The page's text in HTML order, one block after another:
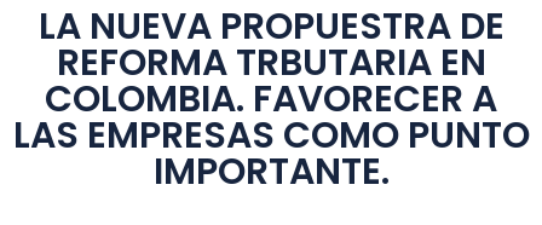
LA NUEVA PROPUESTRA DE
REFORMA TRBUTARIA EN
COLOMBIA. FAVORECER A
LAS EMPRESAS COMO PUNTO
IMPORTANTE.